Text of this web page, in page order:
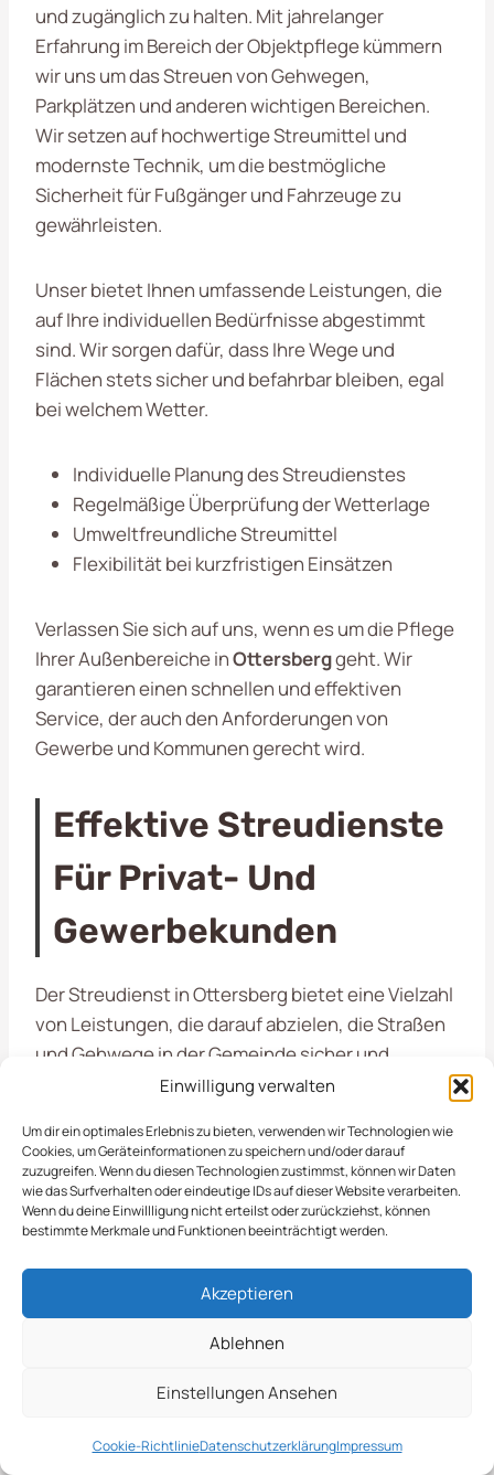
Einwilligung verwalten
Um dir ein optimales Erlebnis zu bieten, verwenden wir Technologien wie
Cookies, um Geräteinformationen zu speichern und/oder darauf
zuzugreifen. Wenn du diesen Technologien zustimmst, können wir Daten
wie das Surfverhalten oder eindeutige IDs auf dieser Website verarbeiten.
Wenn du deine Einwillligung nicht erteilst oder zurückziehst, können
bestimmte Merkmale und Funktionen beeinträchtigt werden.
Akzeptieren
Ablehnen
Einstellungen Ansehen
Cookie-RichtlinieDatenschutzerklärungImpressum
und zugänglich zu halten. Mit jahrelanger
Erfahrung im Bereich der Objektpflege kümmern
wir uns um das Streuen von Gehwegen,
Parkplätzen und anderen wichtigen Bereichen.
Wir setzen auf hochwertige Streumittel und
modernste Technik, um die bestmögliche
Sicherheit für Fußgänger und Fahrzeuge zu
gewährleisten.
Unser bietet Ihnen umfassende Leistungen, die
auf Ihre individuellen Bedürfnisse abgestimmt
sind. Wir sorgen dafür, dass Ihre Wege und
Flächen stets sicher und befahrbar bleiben, egal
bei welchem Wetter.
Individuelle Planung des Streudienstes
Regelmäßige Überprüfung der Wetterlage
Umweltfreundliche Streumittel
Flexibilität bei kurzfristigen Einsätzen
Verlassen Sie sich auf uns, wenn es um die Pflege
Ihrer Außenbereiche inOttersberggeht. Wir
garantieren einen schnellen und effektiven
Service, der auch den Anforderungen von
Gewerbe und Kommunen gerecht wird.
Effektive Streudienste
Für Privat- Und
Gewerbekunden
Der Streudienst in Ottersberg bietet eine Vielzahl
von Leistungen, die darauf abzielen, die Straßen
und Gehwege in der Gemeinde sicher und
begehbar zu halten. Durch regelmäßige Einsätze
Unfälle zu vermeiden und die Mobilität der Bürger
zu gewährleisten.
Qualitätssicherung &
Dokumentation
umfassende Lösung für die Pflege und Sicherheit
zeitgerechte Ausbringung von Streumaterialien,